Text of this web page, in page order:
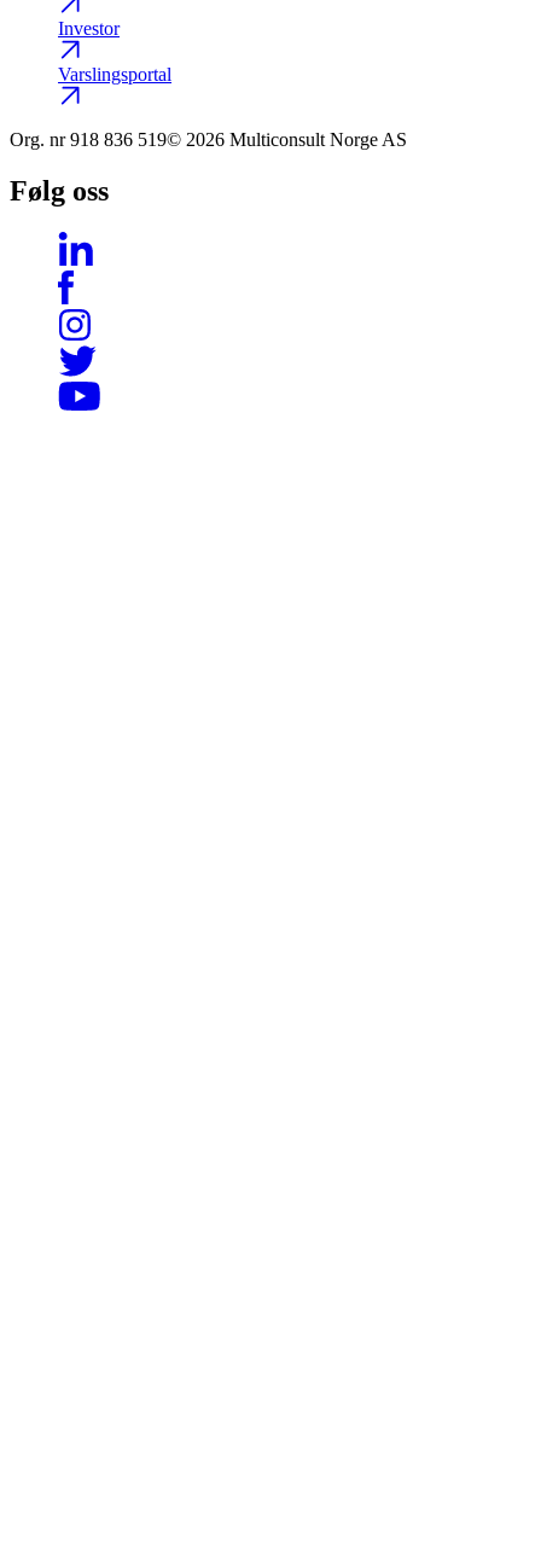
Investor
Varslingsportal
Org. nr 918 836 519© 2026 Multiconsult Norge AS
Følg oss